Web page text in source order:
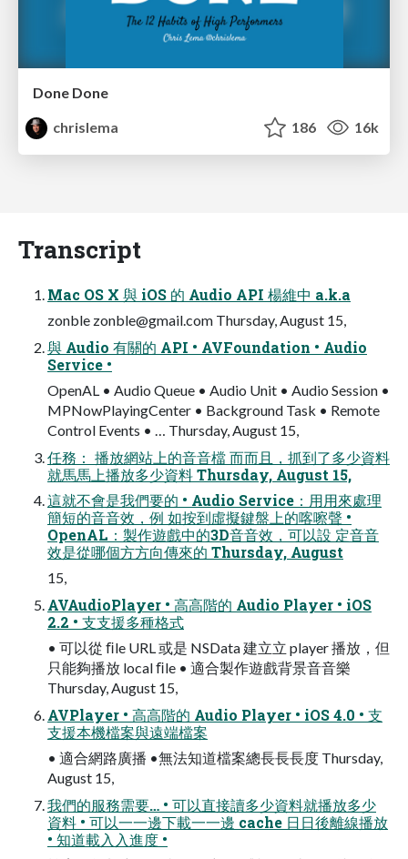
Done Done
chrislema
186 16k
Transcript
Mac OS X 與 iOS 的 Audio API 楊維中 a.k.a
zonble zonble@gmail.com Thursday, August 15,
與 Audio 有關的 API • AVFoundation • Audio
Service •
OpenAL • Audio Queue • Audio Unit • Audio Session •
MPNowPlayingCenter • Background Task • Remote
Control Events • … Thursday, August 15,
任務： 播放網站上的⾳音檔 ⽽而且，抓到了多少資料
就⾺馬上播放多少資料 Thursday, August 15,
這就不會是我們要的 • Audio Service：⽤用來處理
簡短的⾳音效，例 如按到虛擬鍵盤上的喀嚓聲 •
OpenAL：製作遊戲中的3D⾳音效，可以設 定⾳音
效是從哪個⽅方向傳來的 Thursday, August
15,
AVAudioPlayer • ⾼高階的 Audio Player • iOS
2.2 • ⽀支援多種格式
• 可以從 ﬁle URL 或是 NSData 建⽴立 player 播放，但
只能夠播放 local ﬁle • 適合製作遊戲背景⾳音樂
Thursday, August 15,
AVPlayer • ⾼高階的 Audio Player • iOS 4.0 • ⽀
支援本機檔案與遠端檔案
• 適合網路廣播 •無法知道檔案總⻑⾧長度 Thursday,
August 15,
我們的服務需要… • 可以直接讀多少資料就播放多少
資料 • 可以⼀一邊下載⼀一邊 cache ⽇日後離線播放
• 知道載⼊入進度 •